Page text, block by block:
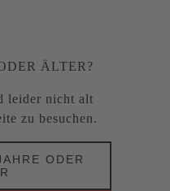
ÄLTER?
leider nicht alt
zu besuchen.
ODER